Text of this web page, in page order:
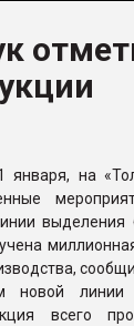
января, на
выделения
новой линии
всего